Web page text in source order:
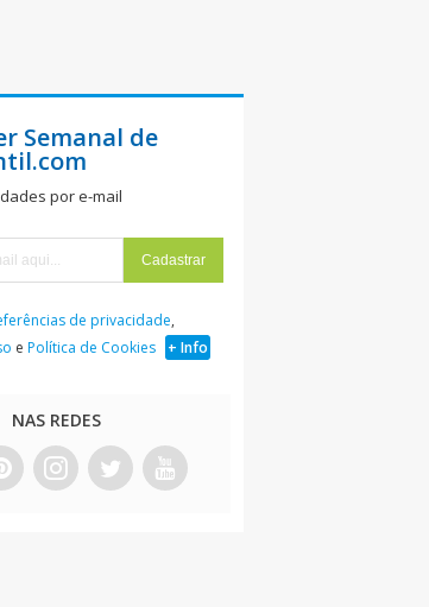
Semanal de
por e-mail
de privacidade,
e Política de Cookies + Info
NAS REDES